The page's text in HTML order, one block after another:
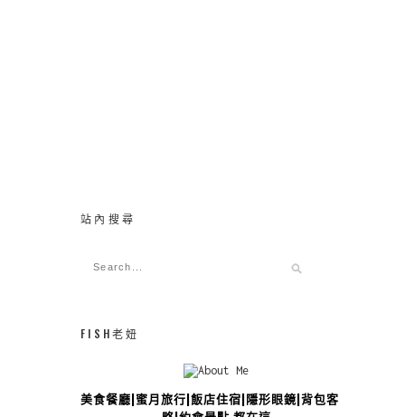
站內搜尋
FISH老妞
美食餐廳|蜜月旅行|飯店住宿|隱形眼鏡|背包客攻